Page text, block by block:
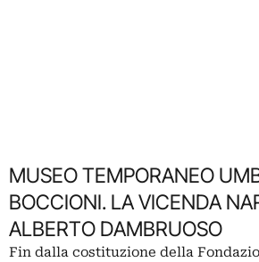
MUSEO TEMPORANEO
BOCCIONI. LA VICENDA
ALBERTO DAMBRUOSO
Fin dalla costituzione della